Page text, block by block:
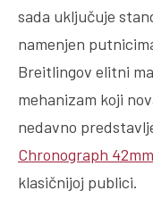
sada uključuje
namenjen
Breitlingov elitni
mehanizam koji
nedavno
Chronograph 42mm
klasičnijoj publici.